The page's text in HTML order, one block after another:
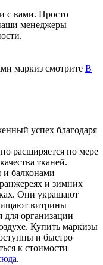
с вами. Просто
менеджеры
маркиз смотрите В
расширяется по мере
тканей.
и балконами
и зимних
Они украшают
витрины
для организации
Купить маркизы
и быстро
к стоимости
.